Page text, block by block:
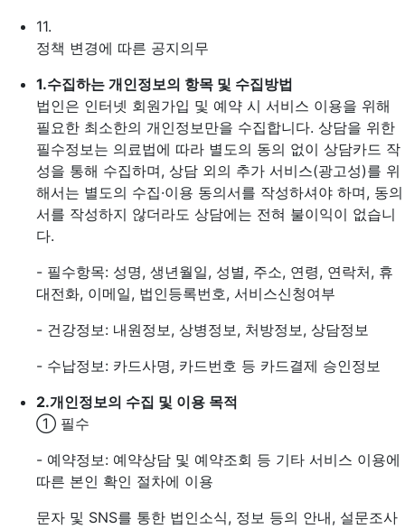
11.
정책 변경에 따른 공지의무
1.수집하는 개인정보의 항목 및 수집방법
법인은 인터넷 회원가입 및 예약 시 서비스 이용을 위해
필요한 최소한의 개인정보만을 수집합니다. 상담을 위한
필수정보는 의료법에 따라 별도의 동의 없이 상담카드 작
성을 통해 수집하며, 상담 외의 추가 서비스(광고성)를 위
해서는 별도의 수집·이용 동의서를 작성하셔야 하며, 동의
서를 작성하지 않더라도 상담에는 전혀 불이익이 없습니
다.
- 필수항목: 성명, 생년월일, 성별, 주소, 연령, 연락처, 휴
대전화, 이메일, 법인등록번호, 서비스신청여부
- 건강정보: 내원정보, 상병정보, 처방정보, 상담정보
- 수납정보: 카드사명, 카드번호 등 카드결제 승인정보
2.개인정보의 수집 및 이용 목적
① 필수
- 예약정보: 예약상담 및 예약조회 등 기타 서비스 이용에
따른 본인 확인 절차에 이용
문자 및 SNS를 통한 법인소식, 정보 등의 안내, 설문조사